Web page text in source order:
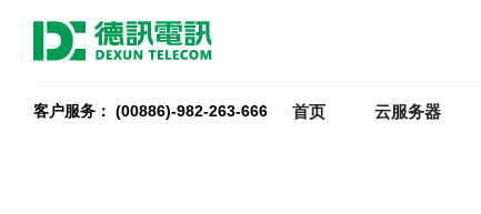
客户服务： (00886)-982-263-666 首页 云服务器